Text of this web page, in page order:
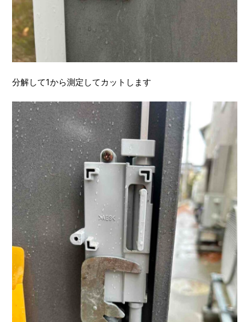
分解して1から測定してカットします